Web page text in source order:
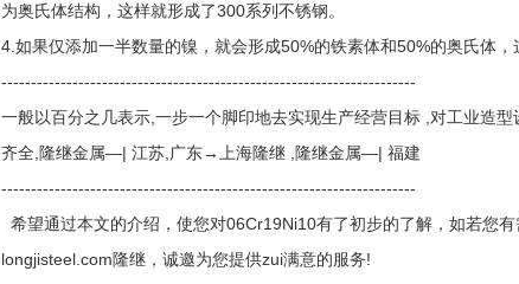
为奥氏体结构，这样就形成了300系列不锈钢。
4.如果仅添加一半数量的镍，就会形成50%的铁素体和50%的奥氏体，
----------------------------------------------------------------------
一般以百分之几表示,一步一个脚印地去实现生产经营目标 ,对工业造
齐全,隆继金属—| 江苏,广东→上海隆继 ,隆继金属—| 福建
----------------------------------------------------------------------
希望通过本文的介绍，使您对06Cr19Ni10有了初步的了解，如若您
longjisteel.com隆继，诚邀为您提供zui满意的服务!